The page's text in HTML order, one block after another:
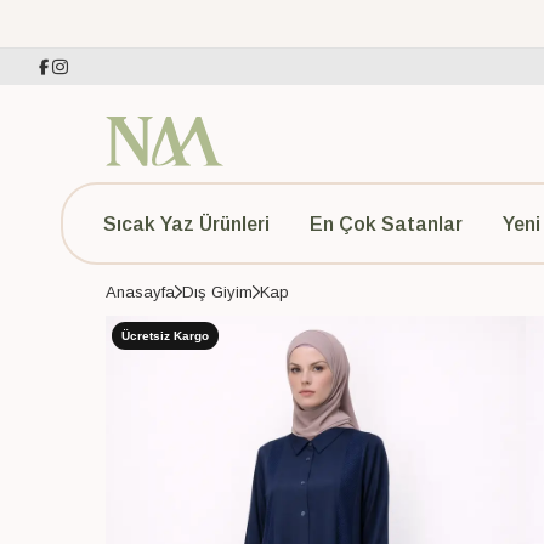
Sıcak Yaz Ürünleri En Çok Satanlar
Anasayfa Dış Giyim Kap
Ücretsiz Kargo